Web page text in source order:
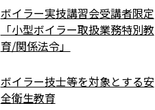
ボイラー実技講習会受講者限定
「小型ボイラー取扱業務特別教
育/関係法令」
ボイラー技士等を対象とする安
全衛生教育